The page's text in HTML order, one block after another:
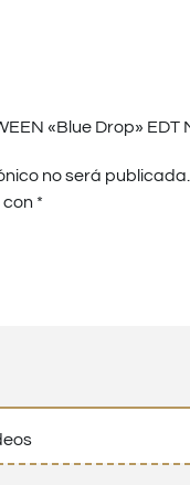
«Blue Drop» EDT
no será publicada.
*